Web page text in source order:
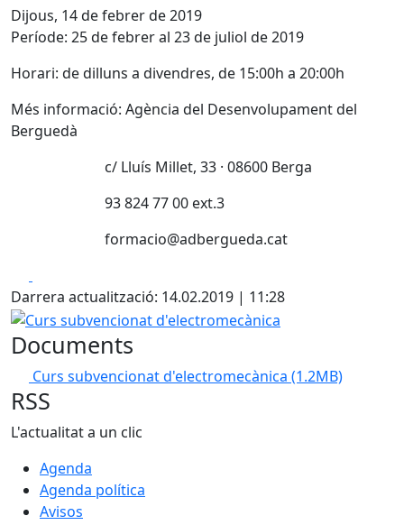
Dijous, 14 de febrer de 2019
Període: 25 de febrer al 23 de juliol de 2019
Horari: de dilluns a divendres, de 15:00h a 20:00h
Més informació: Agència del Desenvolupament del
Berguedà
c/ Lluís Millet, 33 · 08600 Berga
93 824 77 00 ext.3
formacio@adbergueda.cat
Darrera actualització: 14.02.2019 | 11:28
Curs subvencionat d'electromecànica
Documents
Curs subvencionat d'electromecànica (1.2MB)
RSS
L'actualitat a un clic
Agenda
Agenda política
Avisos